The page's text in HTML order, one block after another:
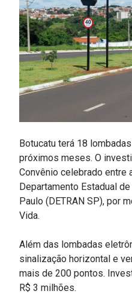
Botucatu terá 18
próximos meses. O
Convênio celebrado entre
Departamento Estadual
Paulo (DETRAN SP), por
Vida.
Além das lombadas
sinalização horizontal e
mais de 200 pontos.
R$ 3 milhões.